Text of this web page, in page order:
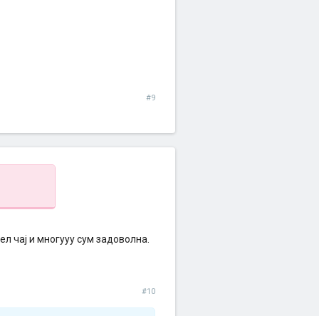
#9
чај и многууу сум задоволна.
#10